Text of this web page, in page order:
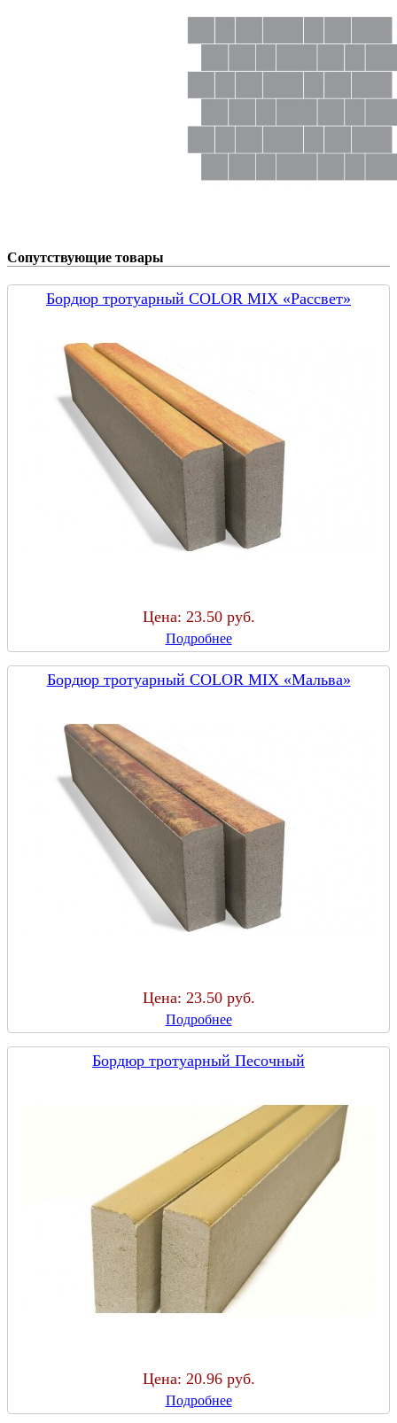
Сопутствующие товары
Бордюр тротуарный COLOR MIX «Рассвет»
Цена: 23.50 руб.
Подробнее
Бордюр тротуарный COLOR MIX «Мальва»
Цена: 23.50 руб.
Подробнее
Бордюр тротуарный Песочный
Цена: 20.96 руб.
Подробнее